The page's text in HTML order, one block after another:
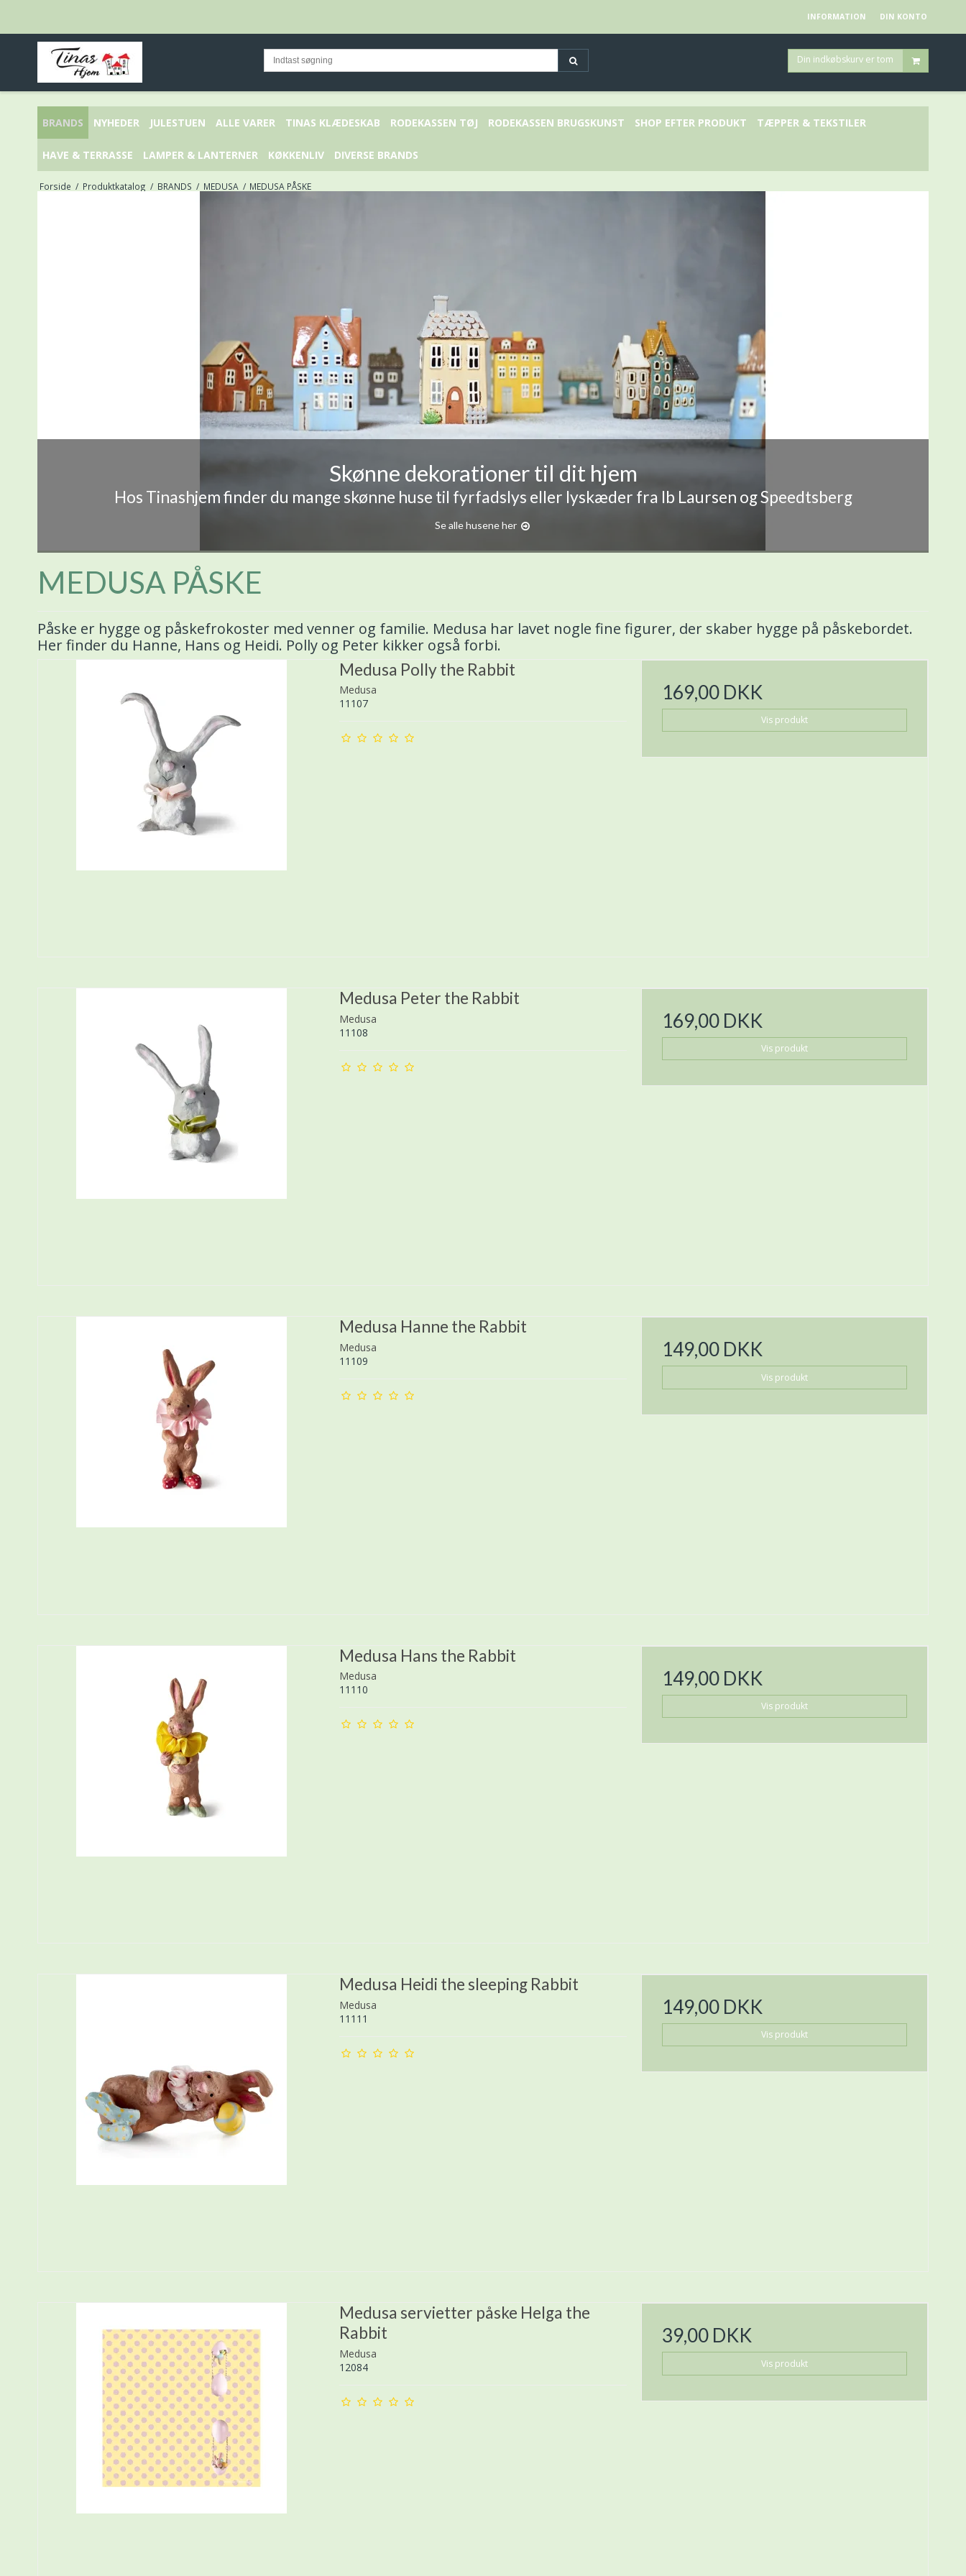
INFORMATION DIN KONTO
Din indkøbskurv er tom
BRANDS NYHEDER JULESTUEN ALLE VARER TINAS KLÆDESKAB RODEKASSEN TØJ RODEKASSEN BRUGSKUNST SHOP EFTER PRODUKT TÆPPER & TEKSTILER
HAVE & TERRASSE LAMPER & LANTERNER KØKKENLIV DIVERSE BRANDS
Forside / Produktkatalog / BRANDS / MEDUSA / MEDUSA PÅSKE
Skønne dekorationer til dit hjem
Hos Tinashjem finder du mange skønne huse til fyrfadslys eller lyskæder fra Ib Laursen og Speedtsberg
Se alle husene her
MEDUSA PÅSKE
Påske er hygge og påskefrokoster med venner og familie. Medusa har lavet nogle fine figurer, der skaber hygge på påskebordet.
Her finder du Hanne, Hans og Heidi. Polly og Peter kikker også forbi.
Medusa Polly the Rabbit
Medusa
11107
169,00 DKK
Vis produkt
Medusa Peter the Rabbit
Medusa
11108
169,00 DKK
Vis produkt
Medusa Hanne the Rabbit
Medusa
11109
149,00 DKK
Vis produkt
Medusa Hans the Rabbit
Medusa
11110
149,00 DKK
Vis produkt
Medusa Heidi the sleeping Rabbit
Medusa
11111
149,00 DKK
Vis produkt
Medusa servietter påske Helga the
Rabbit
Medusa
12084
39,00 DKK
Vis produkt